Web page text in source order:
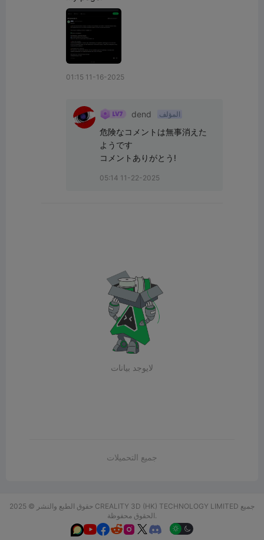
01:15 11-16-2025
dend المؤلف
危険なコメントは無事消えた
ようです
コメントありがとう!
05:14 11-22-2025
لايوجد بيانات
جميع التحميلات
حقوق الطبع والنشر © 2025 CREALITY 3D (HK) TECHNOLOGY LIMITED جميع
الحقوق محفوظة.
  